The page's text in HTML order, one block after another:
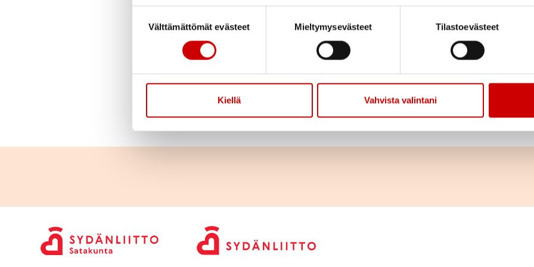
Välttämättömät evästeet
Mieltymysevästeet Tilastoevästeet
Kiellä Vahvista valintani
Satakunnan Sydänpiirin Kiertävä Sydänneuvola ja SPR Satakunnan
TEAMS:in välityksellä 12.4. teemoilla uni ja mielen hyvinvointi.
jaksat? -webinaarissa 11.5. teemana on voimavarat.